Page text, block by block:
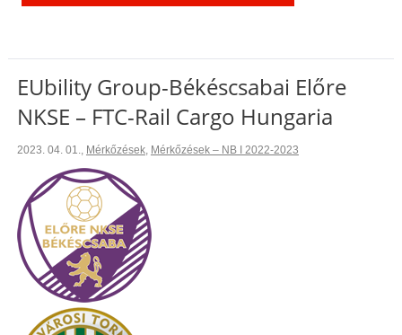
EUbility Group-Békéscsabai Előre
NKSE – FTC-Rail Cargo Hungaria
2023. 04. 01., Mérkőzések, Mérkőzések – NB I 2022-2023